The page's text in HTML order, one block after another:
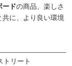
ードの商品、楽しさ
に、より良い環境
トリート